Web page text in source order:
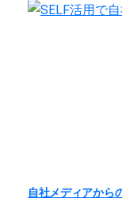
自社メディアから